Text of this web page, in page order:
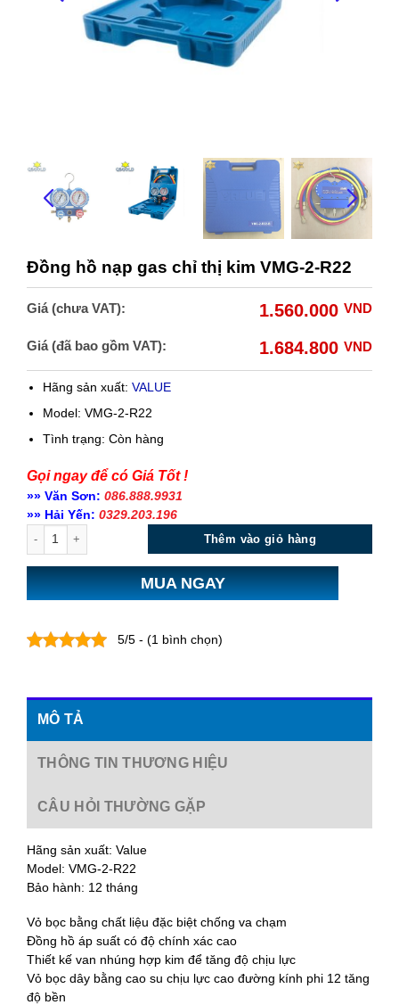
Đồng hồ nạp gas chỉ thị kim VMG-2-R22
Giá (chưa VAT): 1.560.000 VND
Giá (đã bao gồm VAT): 1.684.800 VND
Hãng sản xuất: VALUE
Model: VMG-2-R22
Tình trạng: Còn hàng
Gọi ngay để có Giá Tốt !
»» Văn Sơn: 086.888.9931
»» Hải Yến: 0329.203.196
Thêm vào giỏ hàng
MUA NGAY
5/5 - (1 bình chọn)
MÔ TẢ
THÔNG TIN THƯƠNG HIỆU
CÂU HỎI THƯỜNG GẶP
Hãng sản xuất: Value
Model: VMG-2-R22
Bảo hành: 12 tháng
Vỏ bọc bằng chất liệu đặc biệt chống va chạm
Đồng hồ áp suất có độ chính xác cao
Thiết kế van nhúng hợp kim để tăng độ chịu lực
Vỏ bọc dây bằng cao su chịu lực cao đường kính phi 12 tăng
độ bền